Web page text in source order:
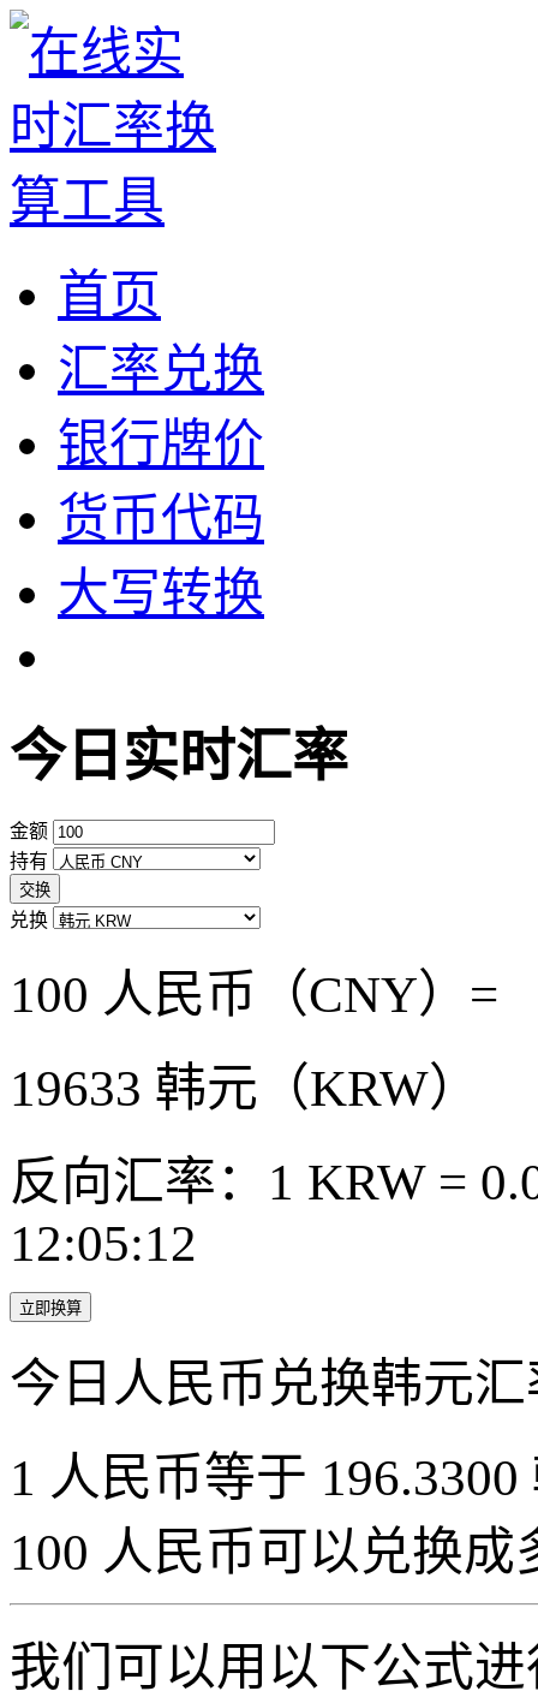
首页
汇率兑换
银行牌价
货币代码
大写转换
今日实时汇率
金额
持有
交换
兑换
100 人民币（CNY）=
19633 韩元（KRW）
反向汇率：1 KRW =
12:05:12
立即换算
今日人民币兑换韩元
1 人民币等于
100 人民币可以兑换成
我们可以用以下公式